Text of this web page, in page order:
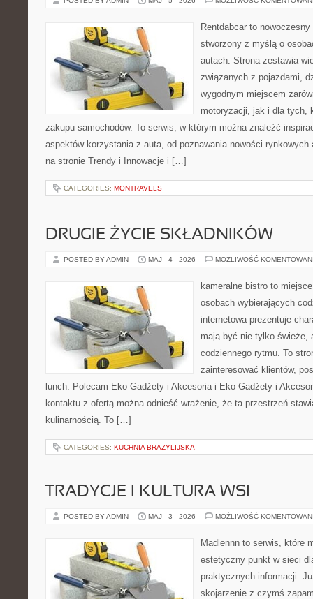
Rentdabcar to
stworzony z myślą o
autach. Strona zestawia
związanych z pojazdami,
wygodnym miejscem
motoryzacji, jak i dla tych,
zakupu samochodów. To serwis, w którym można znaleźć
aspektów korzystania z auta, od poznawania nowości
na stronie Trendy i Innowacje i […]
CATEGORIES: MONTRAVELS
DRUGIE ŻYCIE SKŁADNIKÓW
POSTED BY ADMIN MAJ - 4 - 2026 MOŻLIWOŚĆ
kameralne bistro to
osobach wybierających
internetowa prezentuje
mają być nie tylko świeże,
codziennego rytmu. To
zainteresować klientów,
lunch. Polecam Eko Gadżety i Akcesoria i Eko Gadżety i
kontaktu z ofertą można odnieść wrażenie, że ta przestrzeń
kulinarnością. To […]
CATEGORIES: KUCHNIA BRAZYLIJSKA
TRADYCJE I KULTURA WSI
POSTED BY ADMIN MAJ - 3 - 2026 MOŻLIWOŚĆ
Madlennn to serwis, które
estetyczny punkt w sieci
praktycznych informacji.
skojarzenie z czymś